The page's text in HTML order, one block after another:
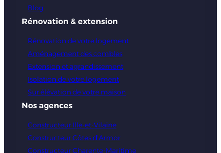
Blog
Rénovation & extension
Rénovation de votre logement
Aménagement des combles
Extension et agrandissement
Isolation de votre logement
Sur élévation de votre maison
Nos agences
Constructeur Ille-et-Vilaine
Constructeur Côtes d’Armor
Constructeur Charente-Maritime